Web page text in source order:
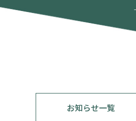
お知らせ一覧